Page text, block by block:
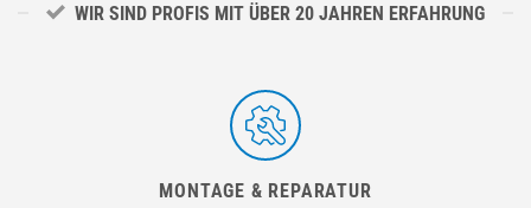
WIR SIND PROFIS MIT ÜBER 20 JAHREN ERFAHRUNG
MONTAGE & REPARATUR